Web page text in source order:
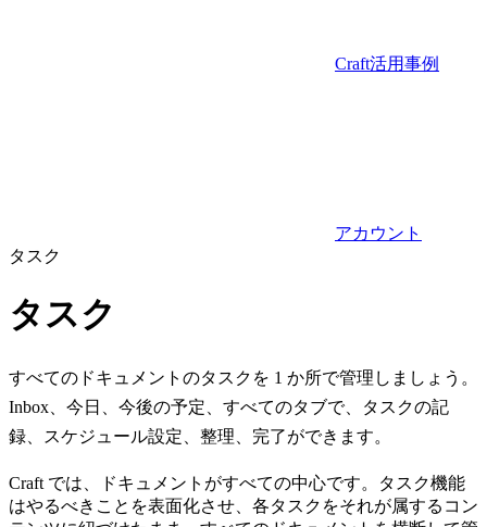
Craft活用事例
アカウント
タスク
タスク
すべてのドキュメントのタスクを 1 か所で管理しましょう。
Inbox、今日、今後の予定、すべてのタブで、タスクの記
録、スケジュール設定、整理、完了ができます。
Craft では、ドキュメントがすべての中心です。タスク機能
はやるべきことを表面化させ、各タスクをそれが属するコン